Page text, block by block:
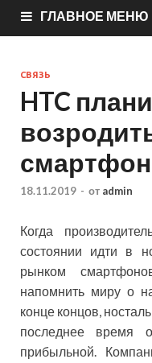
ГЛАВНОЕ МЕНЮ
СВЯЗЬ
HTC
18.11.2019 - от admin
Когда
состоянии идти в
рынком
напомнить миру о
конце концов,
последнее время
прибыльной.